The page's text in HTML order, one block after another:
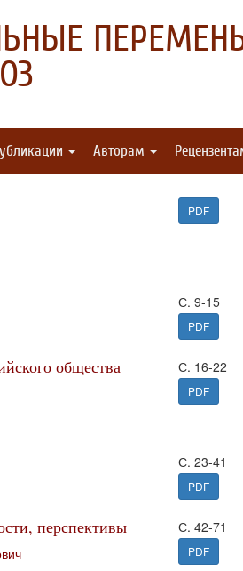
Авторам
PDF
С. 9-15
PDF
общества С. 16-22
PDF
С. 23-41
PDF
перспективы С. 42-71
PDF